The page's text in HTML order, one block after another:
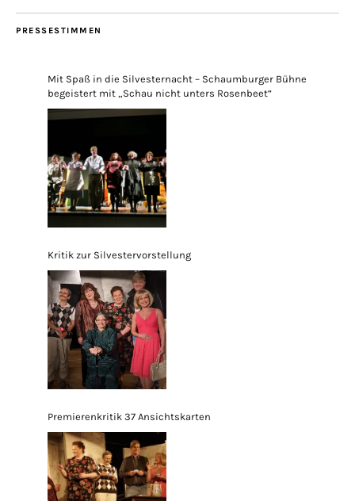
PRESSESTIMMEN
Mit Spaß in die Silvesternacht – Schaumburger Bühne
begeistert mit „Schau nicht unters Rosenbeet“
Kritik zur Silvestervorstellung
Premierenkritik 37 Ansichtskarten